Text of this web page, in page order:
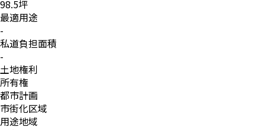
98.5坪
最適用途
-
私道負担面積
-
土地権利
所有権
都市計画
市街化区域
用途地域